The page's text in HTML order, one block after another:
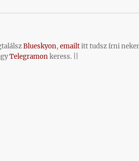
Blueskyon,emailtitt tudsz írni
Telegramonkeress. ||